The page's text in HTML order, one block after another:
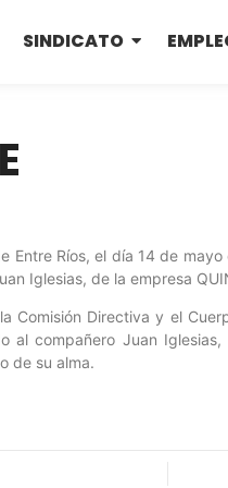
SINDICATO
Entre Ríos, el día 14 de
Iglesias, de la empresa
Comisión Directiva y el
al compañero Juan
de su alma.